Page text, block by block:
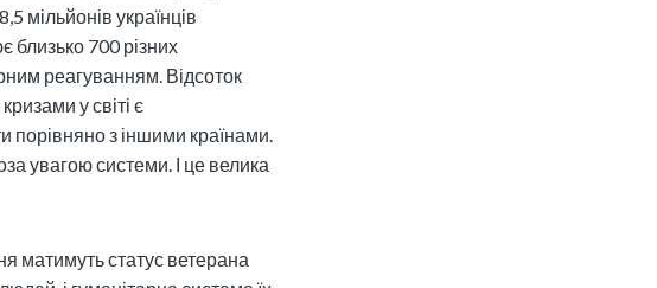
мільйонів українців
близько 700 різних
реагуванням. Відсоток
у світі є
з іншими країнами.
увагою системи. І це велика
матимуть статус ветерана